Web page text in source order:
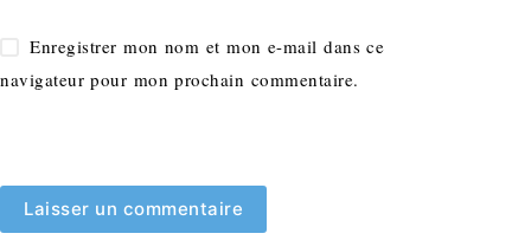
Enregistrer mon nom et mon e-mail dans ce
navigateur pour mon prochain commentaire.
Laisser un commentaire